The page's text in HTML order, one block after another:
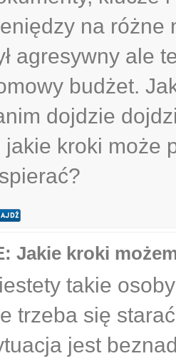
na różne
agresywny ale
budżet.
dojdzie
jakie kroki może
Jakie kroki
takie
trzeba się
jest